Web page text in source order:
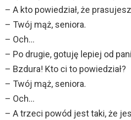
– A kto powiedział, że
– Twój mąż, seniora.
– Och…
– Po drugie, gotuję lepiej od
– Bzdura! Kto ci to powiedział?
– Twój mąż, seniora.
– Och…
– A trzeci powód jest taki, że